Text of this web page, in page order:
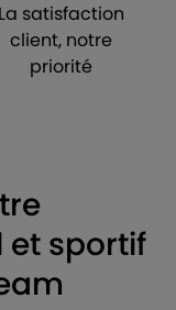
La satisfaction
client, notre
priorité
et sportif